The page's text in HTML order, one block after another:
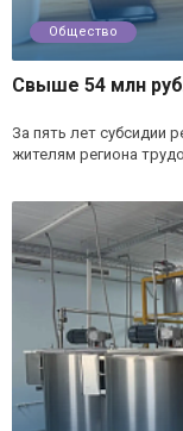
Общество
Свыше 54 млн
За пять лет субсидии
жителям региона